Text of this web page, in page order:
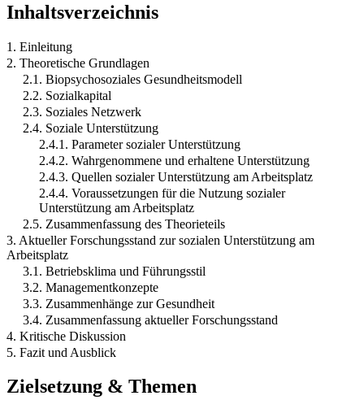
Inhaltsverzeichnis
1. Einleitung
2. Theoretische Grundlagen
2.1. Biopsychosoziales Gesundheitsmodell
2.2. Sozialkapital
2.3. Soziales Netzwerk
2.4. Soziale Unterstützung
2.4.1. Parameter sozialer Unterstützung
2.4.2. Wahrgenommene und erhaltene Unterstützung
2.4.3. Quellen sozialer Unterstützung am Arbeitsplatz
2.4.4. Voraussetzungen für die Nutzung sozialer
Unterstützung am Arbeitsplatz
2.5. Zusammenfassung des Theorieteils
3. Aktueller Forschungsstand zur sozialen Unterstützung am
Arbeitsplatz
3.1. Betriebsklima und Führungsstil
3.2. Managementkonzepte
3.3. Zusammenhänge zur Gesundheit
3.4. Zusammenfassung aktueller Forschungsstand
4. Kritische Diskussion
5. Fazit und Ausblick
Zielsetzung & Themen